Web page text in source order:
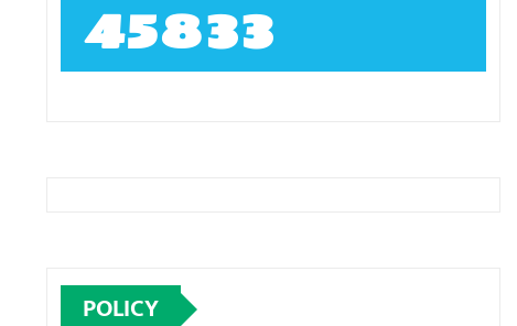
45833
POLICY